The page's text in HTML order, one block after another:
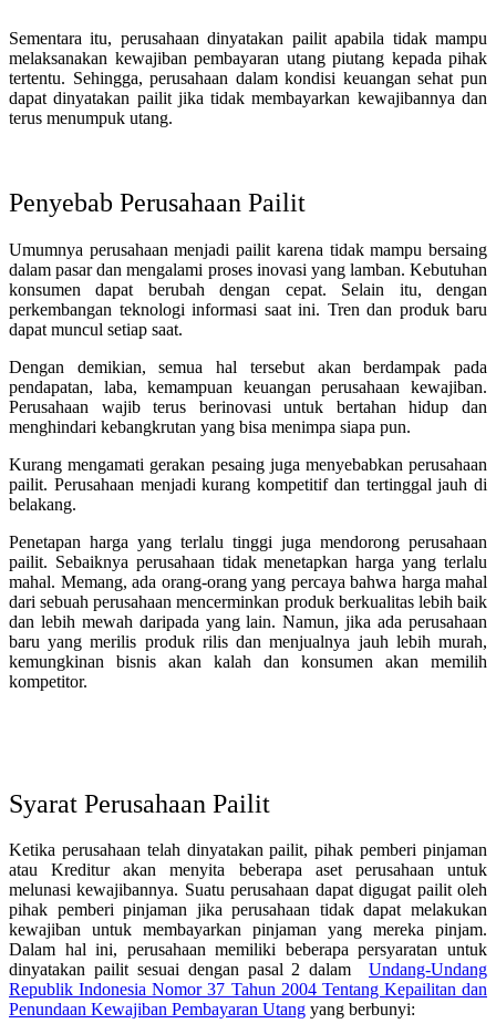
Sementara itu, perusahaan dinyatakan pailit apabila tidak mampu
melaksanakan kewajiban pembayaran utang piutang kepada pihak
tertentu. Sehingga, perusahaan dalam kondisi keuangan sehat pun
dapat dinyatakan pailit jika tidak membayarkan kewajibannya dan
terus menumpuk utang.
Penyebab Perusahaan Pailit
Umumnya perusahaan menjadi pailit karena tidak mampu bersaing
dalam pasar dan mengalami proses inovasi yang lamban. Kebutuhan
konsumen dapat berubah dengan cepat. Selain itu, dengan
perkembangan teknologi informasi saat ini. Tren dan produk baru
dapat muncul setiap saat.
Dengan demikian, semua hal tersebut akan berdampak pada
pendapatan, laba, kemampuan keuangan perusahaan kewajiban.
Perusahaan wajib terus berinovasi untuk bertahan hidup dan
menghindari kebangkrutan yang bisa menimpa siapa pun.
Kurang mengamati gerakan pesaing juga menyebabkan perusahaan
pailit. Perusahaan menjadi kurang kompetitif dan tertinggal jauh di
belakang.
Penetapan harga yang terlalu tinggi juga mendorong perusahaan
pailit. Sebaiknya perusahaan tidak menetapkan harga yang terlalu
mahal. Memang, ada orang-orang yang percaya bahwa harga mahal
dari sebuah perusahaan mencerminkan produk berkualitas lebih baik
dan lebih mewah daripada yang lain. Namun, jika ada perusahaan
baru yang merilis produk rilis dan menjualnya jauh lebih murah,
kemungkinan bisnis akan kalah dan konsumen akan memilih
kompetitor.
Syarat Perusahaan Pailit
Ketika perusahaan telah dinyatakan pailit, pihak pemberi pinjaman
atau Kreditur akan menyita beberapa aset perusahaan untuk
melunasi kewajibannya. Suatu perusahaan dapat digugat pailit oleh
pihak pemberi pinjaman jika perusahaan tidak dapat melakukan
kewajiban untuk membayarkan pinjaman yang mereka pinjam.
Dalam hal ini, perusahaan memiliki beberapa persyaratan untuk
dinyatakan pailit sesuai dengan pasal 2 dalam Undang-Undang
Republik Indonesia Nomor 37 Tahun 2004 Tentang Kepailitan dan
Penundaan Kewajiban Pembayaran Utang yang berbunyi: